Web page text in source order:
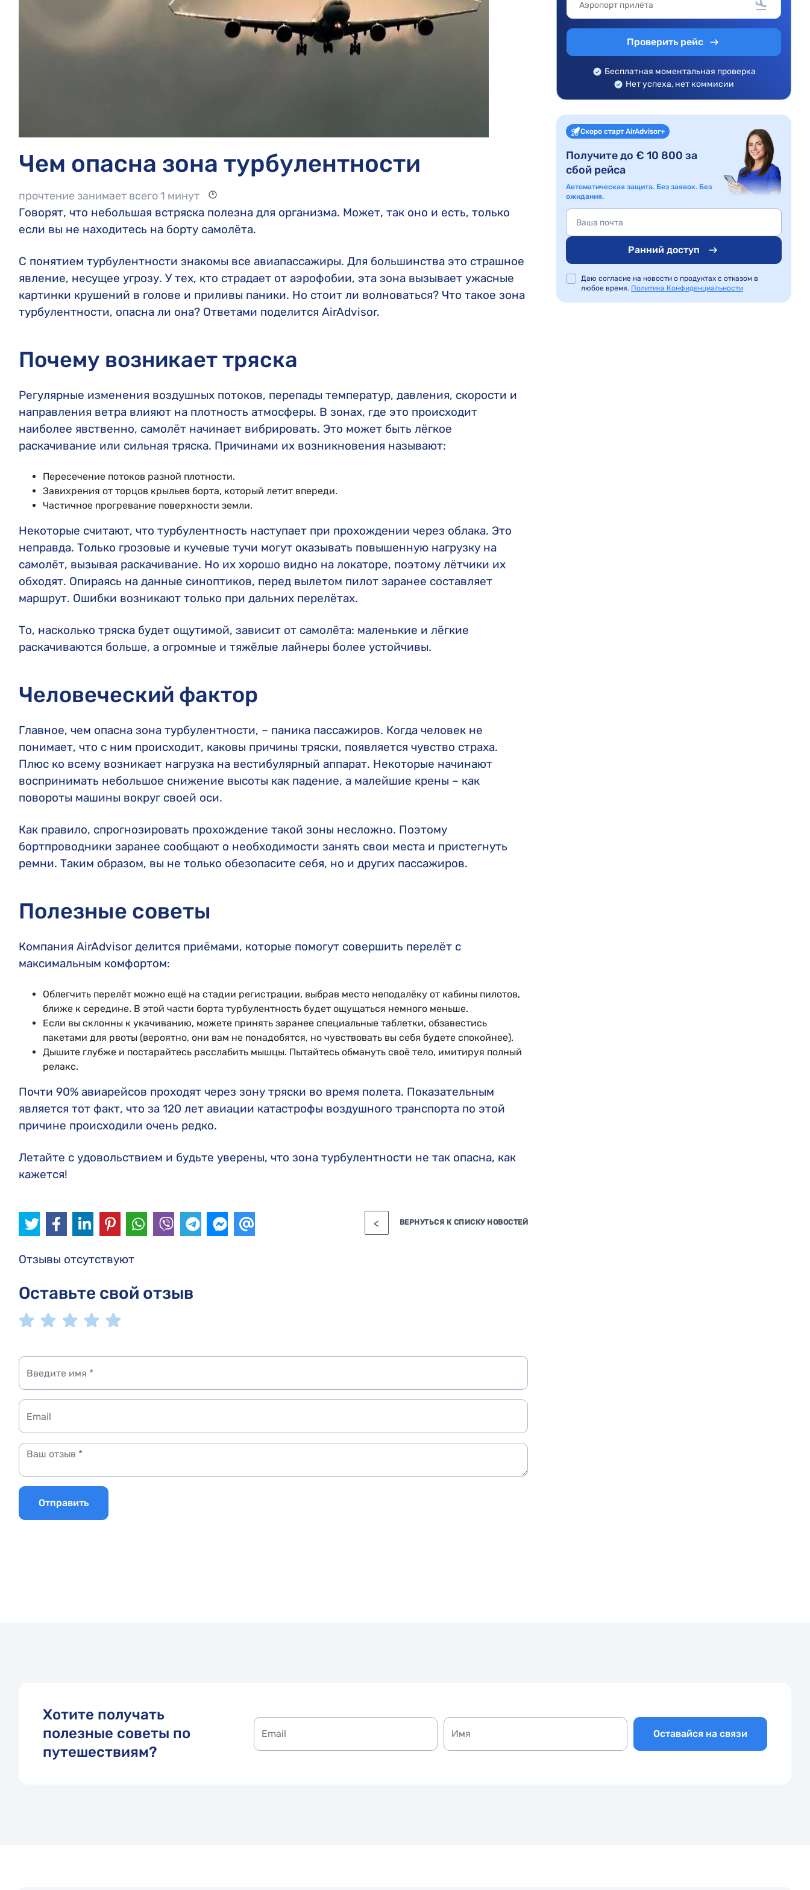
Компенсация Wizz Air
Компенсация HiSky
Компенсация FlyOne
Монреальская конвенция
Варшавская конвенция
Чем опасна зона турбулентности
прочтение занимает всего 1 минут
Говорят, что небольшая встряска полезна для организма. Может, так оно и есть, только
если вы не находитесь на борту самолёта.
С понятием турбулентности знакомы все авиапассажиры. Для большинства это страшное
явление, несущее угрозу. У тех, кто страдает от аэрофобии, эта зона вызывает ужасные
картинки крушений в голове и приливы паники. Но стоит ли волноваться? Что такое зона
турбулентности, опасна ли она? Ответами поделится AirAdvisor.
Почему возникает тряска
Регулярные изменения воздушных потоков, перепады температур, давления, скорости и
направления ветра влияют на плотность атмосферы. В зонах, где это происходит
наиболее явственно, самолёт начинает вибрировать. Это может быть лёгкое
раскачивание или сильная тряска. Причинами их возникновения называют:
Пересечение потоков разной плотности.
Завихрения от торцов крыльев борта, который летит впереди.
Частичное прогревание поверхности земли.
Некоторые считают, что турбулентность наступает при прохождении через облака. Это
неправда. Только грозовые и кучевые тучи могут оказывать повышенную нагрузку на
самолёт, вызывая раскачивание. Но их хорошо видно на локаторе, поэтому лётчики их
обходят. Опираясь на данные синоптиков, перед вылетом пилот заранее составляет
маршрут. Ошибки возникают только при дальних перелётах.
То, насколько тряска будет ощутимой, зависит от самолёта: маленькие и лёгкие
раскачиваются больше, а огромные и тяжёлые лайнеры более устойчивы.
Человеческий фактор
Главное, чем опасна зона турбулентности, – паника пассажиров. Когда человек не
понимает, что с ним происходит, каковы причины тряски, появляется чувство страха.
Плюс ко всему возникает нагрузка на вестибулярный аппарат. Некоторые начинают
воспринимать небольшое снижение высоты как падение, а малейшие крены – как
повороты машины вокруг своей оси.
Как правило, спрогнозировать прохождение такой зоны несложно. Поэтому
бортпроводники заранее сообщают о необходимости занять свои места и пристегнуть
ремни. Таким образом, вы не только обезопасите себя, но и других пассажиров.
Полезные советы
Компания AirAdvisor делится приёмами, которые помогут совершить перелёт с
максимальным комфортом:
Облегчить перелёт можно ещё на стадии регистрации, выбрав место неподалёку от кабины пилотов,
ближе к середине. В этой части борта турбулентность будет ощущаться немного меньше.
Если вы склонны к укачиванию, можете принять заранее специальные таблетки, обзавестись
пакетами для рвоты (вероятно, они вам не понадобятся, но чувствовать вы себя будете спокойнее).
Дышите глубже и постарайтесь расслабить мышцы. Пытайтесь обмануть своё тело, имитируя полный
релакс.
Почти 90% авиарейсов проходят через зону тряски во время полета. Показательным
является тот факт, что за 120 лет авиации катастрофы воздушного транспорта по этой
причине происходили очень редко.
Летайте с удовольствием и будьте уверены, что зона турбулентности не так опасна, как
кажется!
ВЕРНУТЬСЯ К СПИСКУ НОВОСТЕЙ
Отзывы отсутствуют
Оставьте свой отзыв
Отправить
Проверить рейс
Бесплатная моментальная проверка
Нет успеха, нет коммисии
Скоро старт AirAdvisor+
Получите до € 10 800 за
сбой рейса
Автоматическая защита. Без заявок. Без
ожидания.
Ранний доступ
Даю согласие на новости о продуктах с отказом в
любое время. Политика Конфиденциальности
Хотите получать
полезные советы по
путешествиям?
Оставайся на связи